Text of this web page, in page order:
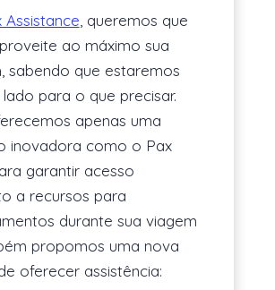
Assistance , queremos que
ao máximo sua
sabendo que estaremos
para o que precisar.
apenas uma
inovadora como o Pax
garantir acesso
a recursos para
durante sua viagem
propomos uma nova
oferecer assistência: